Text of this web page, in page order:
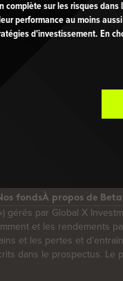
.
complète sur les risques
performance au moins
d'investissement. En
fondsÀ propos de
gérés par Global X
et les rendements
et les pertes et
dans le prospectus.